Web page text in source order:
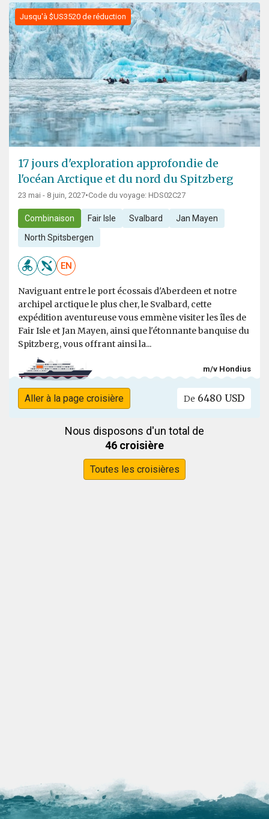
Jusqu'à $US3520 de réduction
17 jours d'exploration approfondie de
l'océan Arctique et du nord du Spitzberg
23 mai - 8 juin, 2027•Code du voyage: HDS02C27
Combinaison Fair Isle Svalbard Jan Mayen
North Spitsbergen
EN
Naviguant entre le port écossais d'Aberdeen et notre
archipel arctique le plus cher, le Svalbard, cette
expédition aventureuse vous emmène visiter les îles de
Fair Isle et Jan Mayen, ainsi que l'étonnante banquise du
Spitzberg, vous offrant ainsi la...
m/v Hondius
Aller à la page croisière De 6480 USD
Nous disposons d'un total de
46 croisière
Toutes les croisières